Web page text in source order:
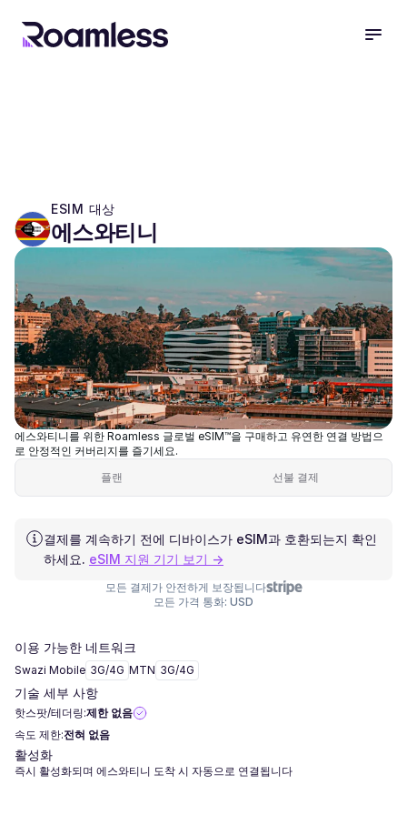
ESIM 대상
에스와티니
에스와티니를 위한 Roamless 글로벌 eSIM™을 구매하고 유연한 연결 방법으
로 안정적인 커버리지를 즐기세요.
플랜
선불 결제
결제를 계속하기 전에 디바이스가 eSIM과 호환되는지 확인
하세요. eSIM 지원 기기 보기 →
모든 결제가 안전하게 보장됩니다
모든 가격 통화: USD
이용 가능한 네트워크
Swazi Mobile 3G/4G MTN 3G/4G
기술 세부 사항
핫스팟/테더링:제한 없음
속도 제한:전혀 없음
활성화
즉시 활성화되며 에스와티니 도착 시 자동으로 연결됩니다